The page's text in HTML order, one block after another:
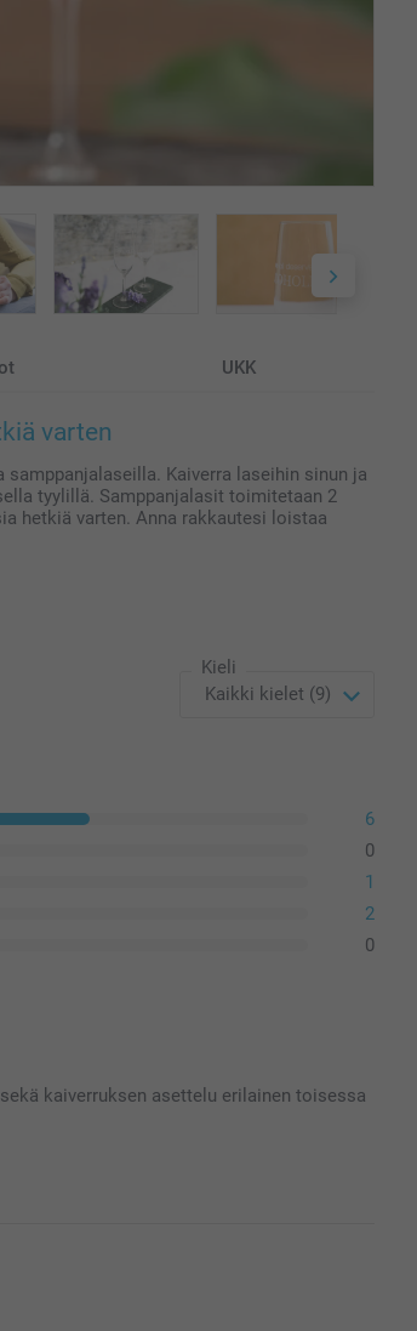
UKK
varten
Kaiverra laseihin sinun ja
tyylillä. Samppanjalasit toimitetaan 2
hetkiä varten. Anna rakkautesi loistaa
Kieli
6
0
1
2
0
kaiverruksen asettelu erilainen toisessa
saamaasi tuotteeseen. Mikäli haluat tehdä